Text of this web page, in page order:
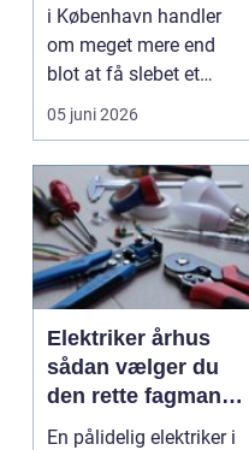
i København handler
om meget mere end
blot at få slebet et
tr&ael...
05 juni 2026
Elektriker århus
sådan vælger du
den rette fagmand
til opgaven
En pålidelig elektriker i